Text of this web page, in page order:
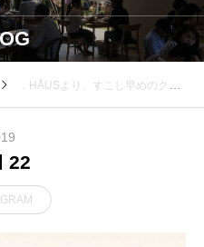
．HÅUSより、すこし早めのクリスマスプリザのスワッグをプレゼント！.明日11/23（土）〜12/1（日）の9日間HÅUSのハウエルブースにて30000円以上お買い上げの方に日頃の感謝の気持ちを込めたプリザのスワッグを先着順にてプレゼント！ニットなど新作もたくさん届いております。ぜひ、この機会にご来店くださいませ。.️手作りですので数に限りがございます^^;気になる方はお早めにご来店くださいませ🌲..HÅUSのハウエルのインスタはこちらです︎@haus_howell .#Christmas#Xmas#swag#present#Specialweek##hausmatsue #島根#松江
22